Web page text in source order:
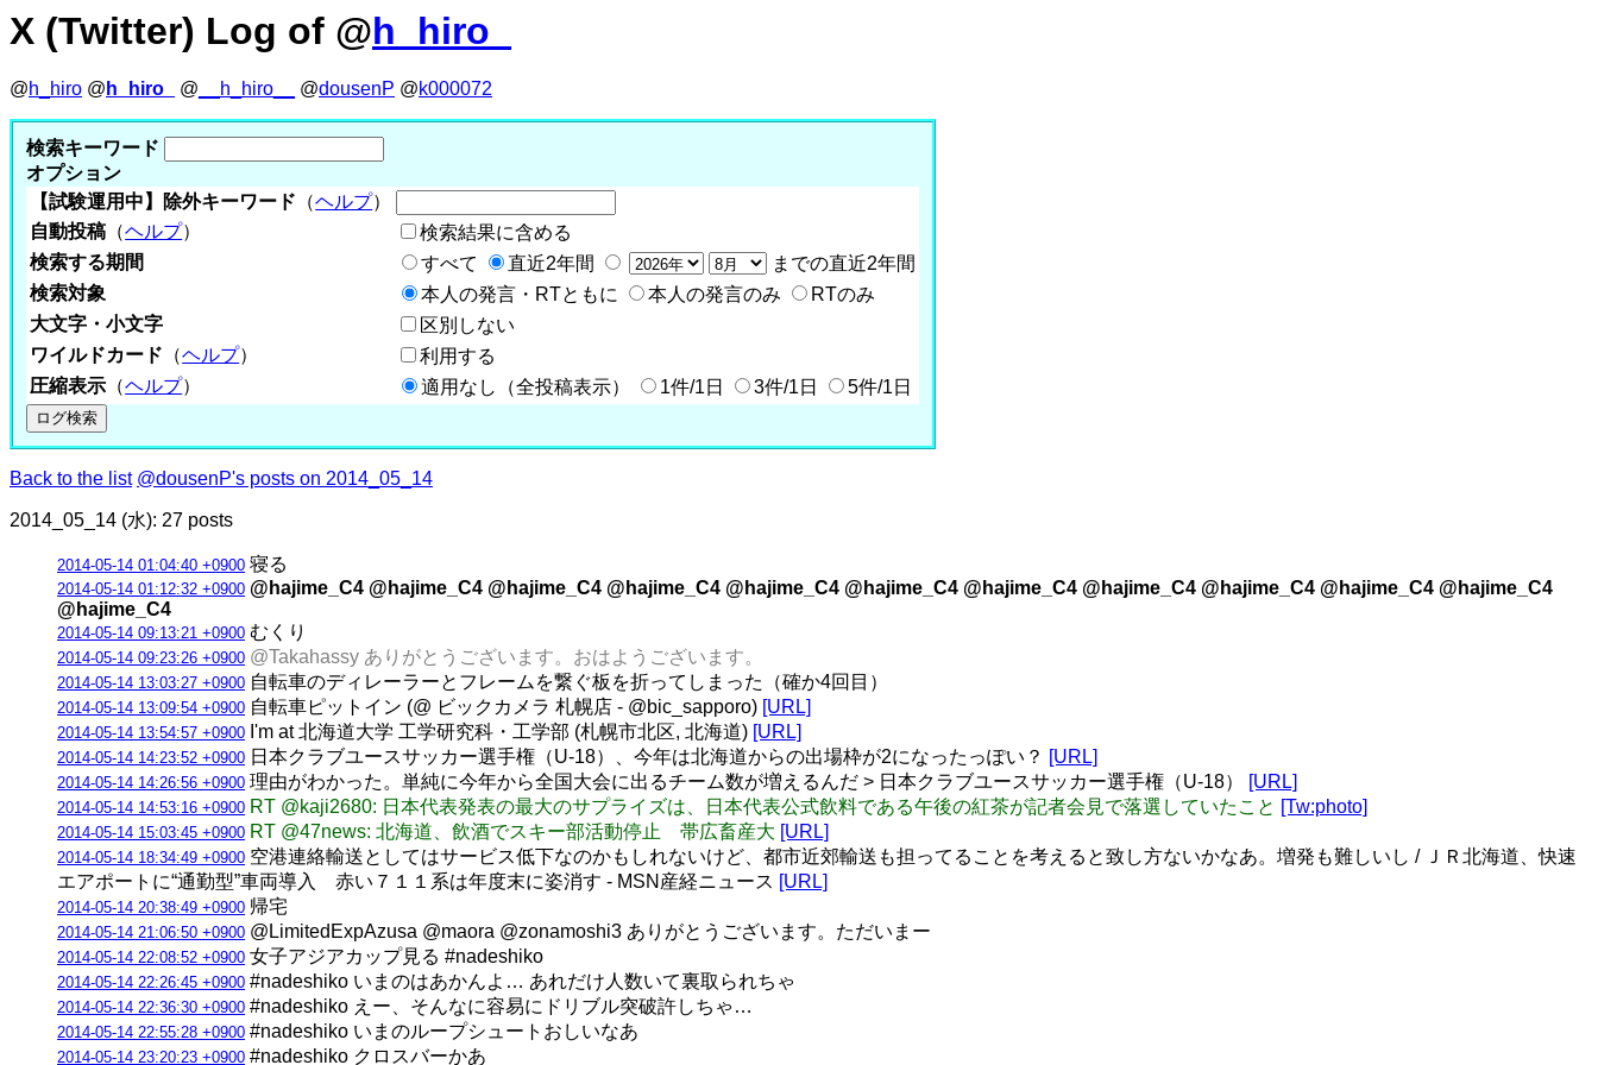
X (Twitter) Log of @h_hiro_
@h_hiro @ h_hiro_ @ __h_hiro__ @dousenP @k000072
検索キーワード
オプション
【試験運用中】除外キーワード （ヘルプ）
自動投稿 （ヘルプ）
検索結果に含める
検索する期間
すべて 直近2年間
までの直近2年間
検索対象
本人の発言・RTともに 本人の発言のみ
RTのみ
大文字・小文字
区別しない
ワイルドカード （ヘルプ）
利用する
圧縮表示 （ヘルプ） 適用なし（全投稿表示） 1件/1日 3件/1日 5件/1日
Back to the list @dousenP's posts on 2014_05_14
2014_05_14 (水): 27 posts
2014-05-14 01:04:40 +0900 寝る
2014-05-14 01:12:32 +0900 @hajime_C4 @hajime_C4 @hajime_C4 @hajime_C4 @hajime_C4 @hajime_C4 @hajime_C4 @hajime_C4 @hajime_C4 @hajime_C4 @hajime_C4
@hajime_C4
2014-05-14 09:13:21 +0900 むくり
2014-05-14 09:23:26 +0900 @Takahassy ありがとうございます。おはようございます。
2014-05-14 13:03:27 +0900 自転車のディレーラーとフレームを繋ぐ板を折ってしまった（確か4回目）
2014-05-14 13:09:54 +0900 自転車ピットイン (@ ビックカメラ 札幌店 - @bic_sapporo) [URL]
2014-05-14 13:54:57 +0900 I'm at 北海道大学 工学研究科・工学部 (札幌市北区, 北海道) [URL]
2014-05-14 14:23:52 +0900 日本クラブユースサッカー選手権（U-18）、今年は北海道からの出場枠が2になったっぽい？ [URL]
2014-05-14 14:26:56 +0900 理由がわかった。単純に今年から全国大会に出るチーム数が増えるんだ > 日本クラブユースサッカー選手権（U-18） [URL]
2014-05-14 14:53:16 +0900 RT @kaji2680: 日本代表発表の最大のサプライズは、日本代表公式飲料である午後の紅茶が記者会見で落選していたこと [Tw:photo]
2014-05-14 15:03:45 +0900 RT @47news: 北海道、飲酒でスキー部活動停止 帯広畜産大 [URL]
2014-05-14 18:34:49 +0900 空港連絡輸送としてはサービス低下なのかもしれないけど、都市近郊輸送も担ってることを考えると致し方ないかなあ。増発も難しいし / ＪＲ北海道、快速
エアポートに“通勤型”車両導入 赤い７１１系は年度末に姿消す - MSN産経ニュース [URL]
2014-05-14 20:38:49 +0900 帰宅
2014-05-14 21:06:50 +0900 @LimitedExpAzusa @maora @zonamoshi3 ありがとうございます。ただいまー
2014-05-14 22:08:52 +0900 女子アジアカップ見る #nadeshiko
2014-05-14 22:26:45 +0900 #nadeshiko いまのはあかんよ… あれだけ人数いて裏取られちゃ
2014-05-14 22:36:30 +0900 #nadeshiko えー、そんなに容易にドリブル突破許しちゃ…
2014-05-14 22:55:28 +0900 #nadeshiko いまのループシュートおしいなあ
2014-05-14 23:20:23 +0900 #nadeshiko クロスバーかあ